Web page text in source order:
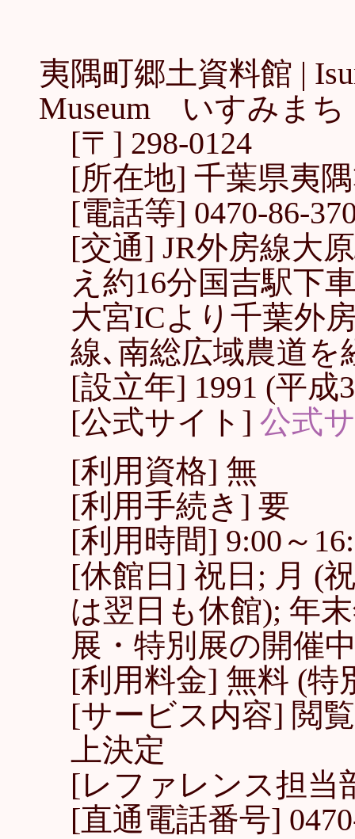
夷隅町郷土資料館 |
Museum いすみまち
[〒] 298-0124
[所在地] 千葉県夷
[電話等] 0470-86-
[交通] JR外房線大
え約16分国吉駅下
大宮ICより千葉外
線､南総広域農道を
[設立年] 1991 (平成
[公式サイト] 公式
[利用資格] 無
[利用手続き] 要
[利用時間] 9:00～
[休館日] 祝日; 月 (
は翌日も休館); 年
展・特別展の開催
[利用料金] 無料 (
[サービス内容] 閲
上決定
[レファレンス担当
[直通電話番号]